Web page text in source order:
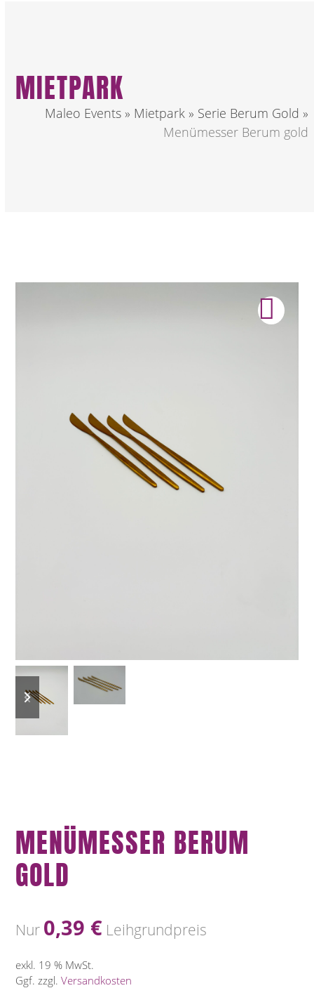
MIETPARK
Maleo Events » Mietpark » Serie Berum Gold »
Menümesser Berum gold
slide
slide
MENÜMESSER BERUM
GOLD
Nur 0,39 € Leihgrundpreis
exkl. 19 % MwSt.
Ggf. zzgl.Versandkosten